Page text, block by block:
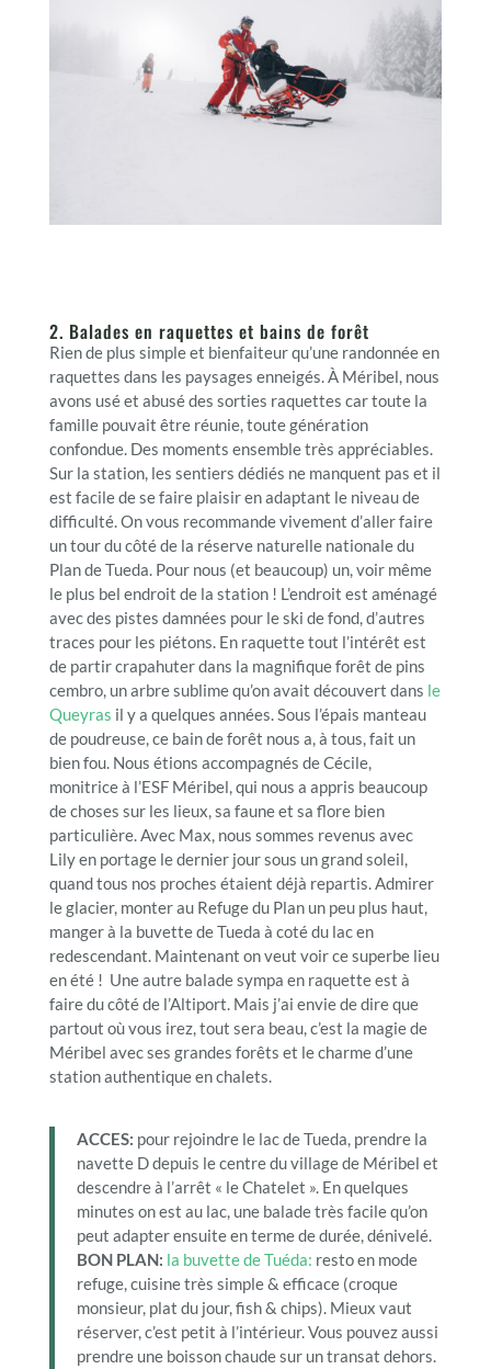
2. Balades en raquettes et bains de forêt
Rien de plus simple et bienfaiteur qu’une randonnée en
raquettes dans les paysages enneigés. À Méribel, nous
avons usé et abusé des sorties raquettes car toute la
famille pouvait être réunie, toute génération
confondue. Des moments ensemble très appréciables.
Sur la station, les sentiers dédiés ne manquent pas et il
est facile de se faire plaisir en adaptant le niveau de
difficulté. On vous recommande vivement d’aller faire
un tour du côté de la réserve naturelle nationale du
Plan de Tueda. Pour nous (et beaucoup) un, voir même
le plus bel endroit de la station ! L’endroit est aménagé
avec des pistes damnées pour le ski de fond, d’autres
traces pour les piétons. En raquette tout l’intérêt est
de partir crapahuter dans la magnifique forêt de pins
cembro, un arbre sublime qu’on avait découvert dans le
Queyras il y a quelques années. Sous l’épais manteau
de poudreuse, ce bain de forêt nous a, à tous, fait un
bien fou. Nous étions accompagnés de Cécile,
monitrice à l’ESF Méribel, qui nous a appris beaucoup
de choses sur les lieux, sa faune et sa flore bien
particulière. Avec Max, nous sommes revenus avec
Lily en portage le dernier jour sous un grand soleil,
quand tous nos proches étaient déjà repartis. Admirer
le glacier, monter au Refuge du Plan un peu plus haut,
manger à la buvette de Tueda à coté du lac en
redescendant. Maintenant on veut voir ce superbe lieu
en été ! Une autre balade sympa en raquette est à
faire du côté de l’Altiport. Mais j’ai envie de dire que
partout où vous irez, tout sera beau, c’est la magie de
Méribel avec ses grandes forêts et le charme d’une
station authentique en chalets.
ACCES: pour rejoindre le lac de Tueda, prendre la
navette D depuis le centre du village de Méribel et
descendre à l’arrêt « le Chatelet ». En quelques
minutes on est au lac, une balade très facile qu’on
peut adapter ensuite en terme de durée, dénivelé.
BON PLAN: la buvette de Tuéda: resto en mode
refuge, cuisine très simple & efficace (croque
monsieur, plat du jour, fish & chips). Mieux vaut
réserver, c’est petit à l’intérieur. Vous pouvez aussi
prendre une boisson chaude sur un transat dehors.